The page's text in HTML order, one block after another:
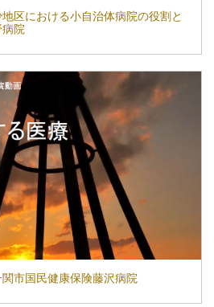
区における小自治体病院の役割と
院
市国民健康保険藤沢病院